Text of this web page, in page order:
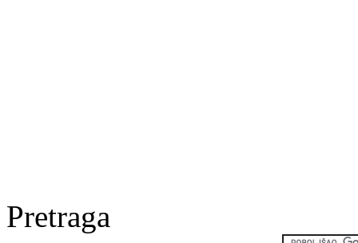
Pretraga